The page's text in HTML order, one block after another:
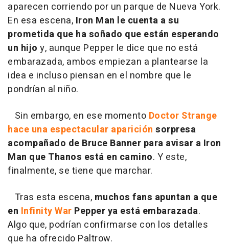
aparecen corriendo por un parque de Nueva York.
En esa escena, Iron Man le cuenta a su
prometida que ha soñado que están esperando
un hijo y, aunque Pepper le dice que no está
embarazada, ambos empiezan a plantearse la
idea e incluso piensan en el nombre que le
pondrían al niño.
Sin embargo, en ese momento Doctor Strange
hace una espectacular aparición sorpresa
acompañado de Bruce Banner para avisar a Iron
Man que Thanos está en camino. Y este,
finalmente, se tiene que marchar.
Tras esta escena, muchos fans apuntan a que
en Infinity War Pepper ya está embarazada.
Algo que, podrían confirmarse con los detalles
que ha ofrecido Paltrow.